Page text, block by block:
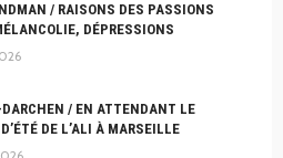
/ RAISONS DES PASSIONS
DÉPRESSIONS
/ EN ATTENDANT LE
DE L’ALI À MARSEILLE